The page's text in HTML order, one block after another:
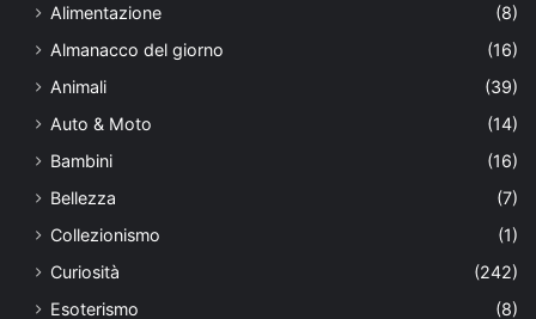
Alimentazione
(8)
Almanacco del giorno
(16)
Animali
(39)
Auto & Moto
(14)
Bambini
(16)
Bellezza
(7)
Collezionismo
(1)
Curiosità
(242)
Esoterismo
(8)